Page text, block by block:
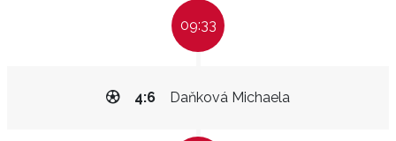
09:33
Daňková Michaela
4:6